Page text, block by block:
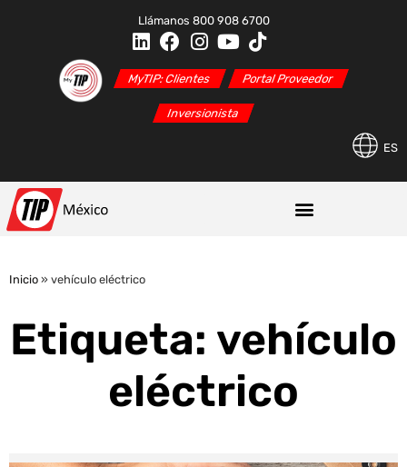
Llámanos 800 908 6700
MyTIP: Clientes Portal Proveedor
Inversionista
ES
Inicio » vehículo eléctrico
Etiqueta: vehículo
eléctrico